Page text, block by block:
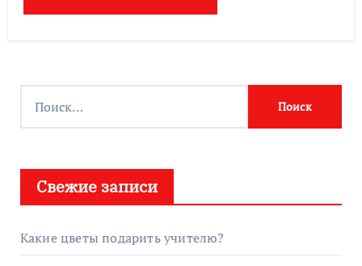
Свежие записи
Какие цветы подарить учителю?